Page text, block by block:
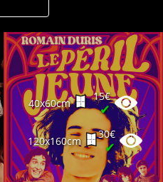
40x60cm
15€
✔
120x160cm
30€
✔